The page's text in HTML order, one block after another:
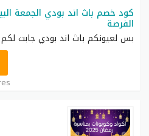
الفرصة
بس لعيونكم باث اند بودي جابت